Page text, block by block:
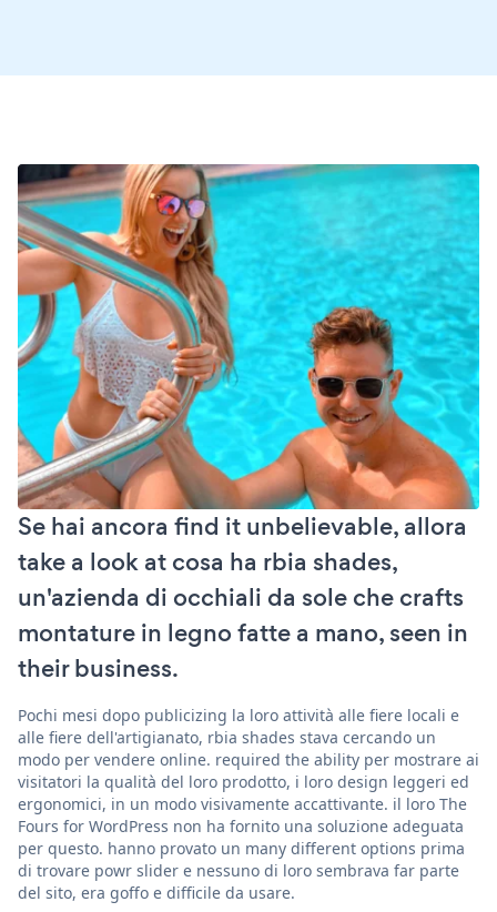
Se hai ancora find it unbelievable, allora
take a look at cosa ha rbia shades,
un'azienda di occhiali da sole che crafts
montature in legno fatte a mano, seen in
their business.
Pochi mesi dopo publicizing la loro attività alle fiere locali e
alle fiere dell'artigianato, rbia shades stava cercando un
modo per vendere online. required the ability per mostrare ai
visitatori la qualità del loro prodotto, i loro design leggeri ed
ergonomici, in un modo visivamente accattivante. il loro The
Fours for WordPress non ha fornito una soluzione adeguata
per questo. hanno provato un many different options prima
di trovare powr slider e nessuno di loro sembrava far parte
del sito, era goffo e difficile da usare.